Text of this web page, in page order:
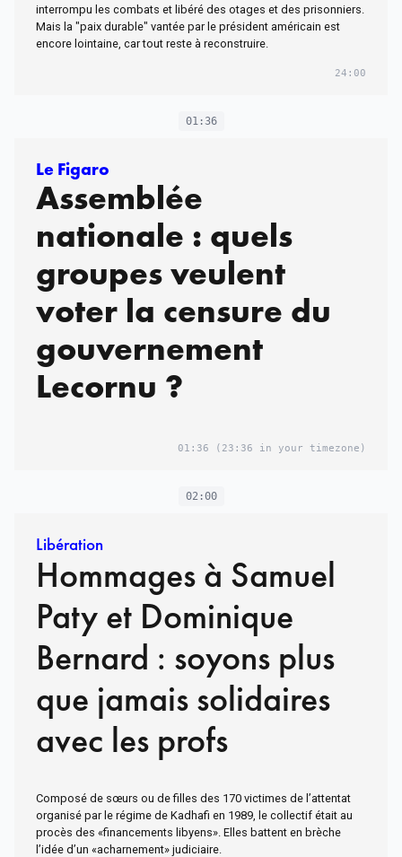
interrompu les combats et libéré des otages et des prisonniers.
Mais la "paix durable" vantée par le président américain est
encore lointaine, car tout reste à reconstruire.
24:00
01:36
Le Figaro
Assemblée
nationale : quels
groupes veulent
voter la censure du
gouvernement
Lecornu ?
01:36 (23:36 in your timezone)
02:00
Libération
Hommages à Samuel
Paty et Dominique
Bernard : soyons plus
que jamais solidaires
avec les profs
Composé de sœurs ou de filles des 170 victimes de l’attentat
organisé par le régime de Kadhafi en 1989, le collectif était au
procès des «financements libyens». Elles battent en brèche
l’idée d’un «acharnement» judiciaire.